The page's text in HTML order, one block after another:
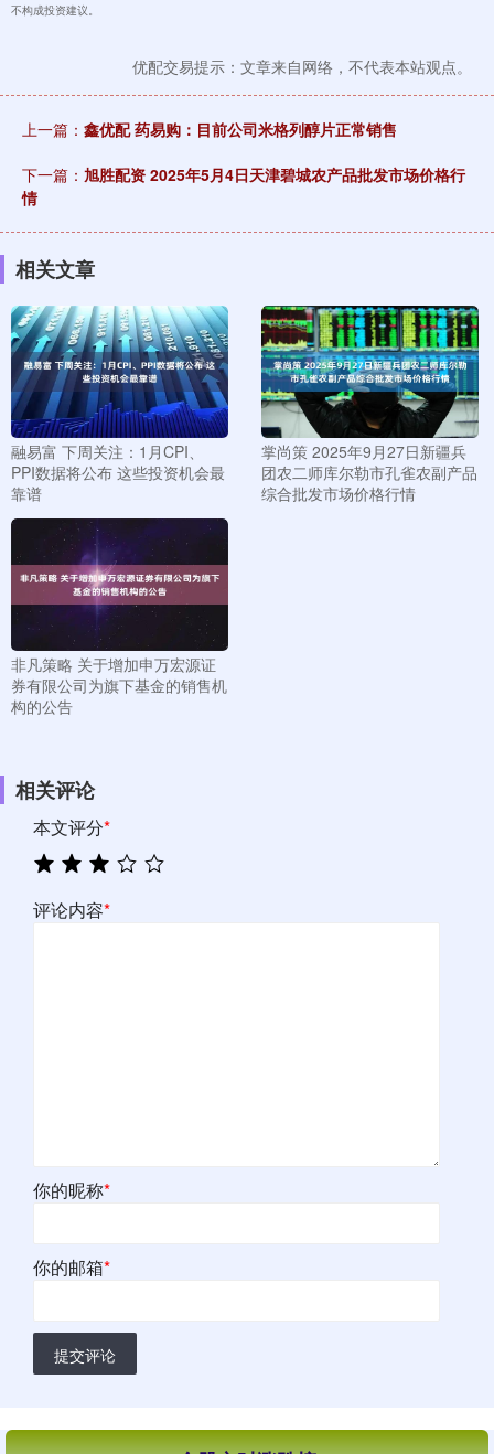
不构成投资建议。
优配交易提示：文章来自网络，不代表本站观点。
上一篇： 鑫优配 药易购：目前公司米格列醇片正常销售
下一篇： 旭胜配资 2025年5月4日天津碧城农产品批发市场价格行
情
相关文章
融易富 下周关注：1月CPI、
PPI数据将公布 这些投资机会最
靠谱
掌尚策 2025年9月27日新疆兵
团农二师库尔勒市孔雀农副产品
综合批发市场价格行情
非凡策略 关于增加申万宏源证
券有限公司为旗下基金的销售机
构的公告
相关评论
本文评分*
评论内容*
你的昵称*
你的邮箱*
提交评论